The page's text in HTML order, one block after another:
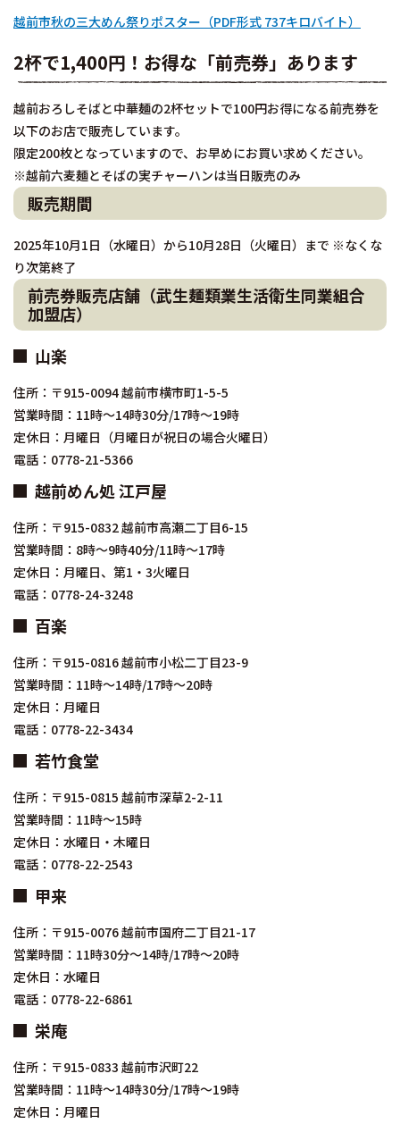
越前市秋の三大めん祭りポスター（PDF形式 737キロバイト）
2杯で1,400円！お得な「前売券」あります
越前おろしそばと中華麺の2杯セットで100円お得になる前売券を
以下のお店で販売しています。
限定200枚となっていますので、お早めにお買い求めください。
※越前六麦麺とそばの実チャーハンは当日販売のみ
販売期間
2025年10月1日（水曜日）から10月28日（火曜日）まで ※なくな
り次第終了
前売券販売店舗（武生麺類業生活衛生同業組合
加盟店）
山楽
住所：〒915-0094 越前市横市町1-5-5
営業時間：11時～14時30分/17時～19時
定休日：月曜日（月曜日が祝日の場合火曜日）
電話：0778-21-5366
越前めん処 江戸屋
住所：〒915-0832 越前市高瀬二丁目6-15
営業時間：8時～9時40分/11時～17時
定休日：月曜日、第1・3火曜日
電話：0778-24-3248
百楽
住所：〒915-0816 越前市小松二丁目23-9
営業時間：11時～14時/17時～20時
定休日：月曜日
電話：0778-22-3434
若竹食堂
住所：〒915-0815 越前市深草2-2-11
営業時間：11時～15時
定休日：水曜日・木曜日
電話：0778-22-2543
甲来
住所：〒915-0076 越前市国府二丁目21-17
営業時間：11時30分～14時/17時～20時
定休日：水曜日
電話：0778-22-6861
栄庵
住所：〒915-0833 越前市沢町22
営業時間：11時～14時30分/17時～19時
定休日：月曜日